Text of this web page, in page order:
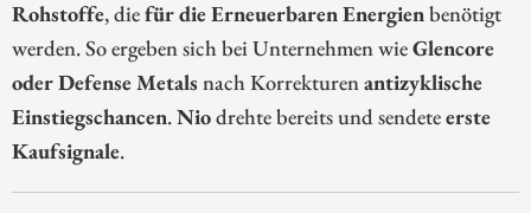
Rohstoffe, diefür die Erneuerbaren Energienbenötigt
werden. So ergeben sich bei Unternehmen wieGlencore
oder Defense Metals nach Korrekturenantizyklische
Einstiegschancen.Niodrehte bereits und sendeteerste
Kaufsignale.